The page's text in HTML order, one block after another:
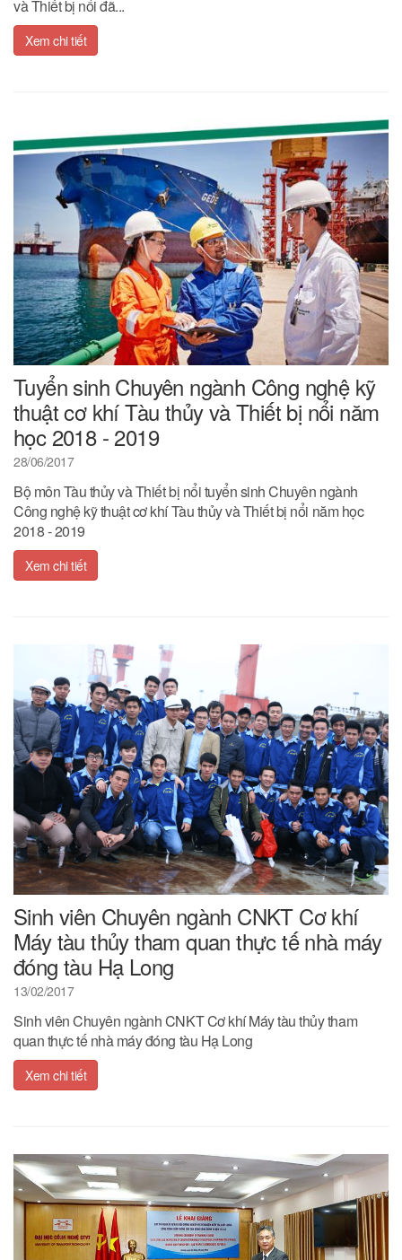
và Thiết bị nổi đã...
Xem chi tiết
Tuyển sinh Chuyên ngành Công nghệ kỹ
thuật cơ khí Tàu thủy và Thiết bị nổi năm
học 2018 - 2019
28/06/2017
Bộ môn Tàu thủy và Thiết bị nổi tuyển sinh Chuyên ngành
Công nghệ kỹ thuật cơ khí Tàu thủy và Thiết bị nổi năm học
2018 - 2019
Xem chi tiết
Sinh viên Chuyên ngành CNKT Cơ khí
Máy tàu thủy tham quan thực tế nhà máy
đóng tàu Hạ Long
13/02/2017
Sinh viên Chuyên ngành CNKT Cơ khí Máy tàu thủy tham
quan thực tế nhà máy đóng tàu Hạ Long
Xem chi tiết